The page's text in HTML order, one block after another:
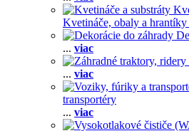
Kvetináče, obaly a hrantíky
... viac
... viac
transportéry
... viac